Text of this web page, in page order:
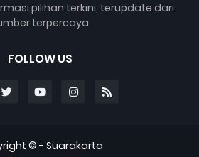
pilihan terkini, terupdate dari
terpercaya
FOLLOW US
© - Suarakarta